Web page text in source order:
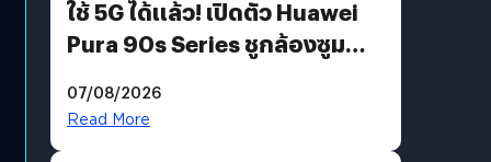
ใช้ 5G ได้แล้ว! เปิดตัว Huawei
Pura 90s Series ชูกล้องซูม
07/08/2026
Read More